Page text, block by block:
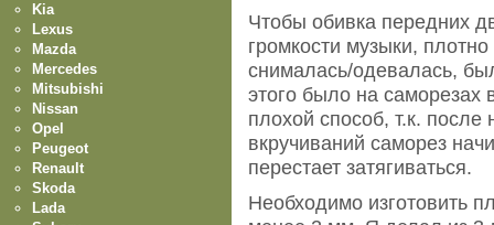
Чтобы обивка передних
громкости музыки,
снималась/одевалась,
этого было на саморезах
плохой способ, т.к. после
вкручиваний саморез
перестает затягиваться.
Необходимо изготовить
Kia
Lexus
Mazda
Mercedes
Mitsubishi
Nissan
Opel
Peugeot
Renault
Skoda
Lada